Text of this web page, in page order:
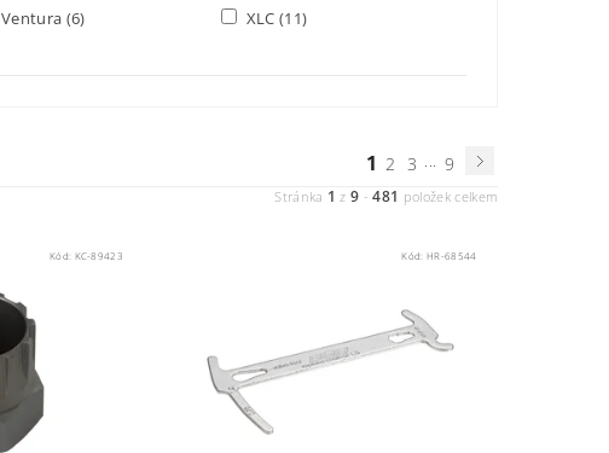
Ventura (6) XLC(11)
1 2 3 9
Stránka 1 z9 -481 položek celkem
Kód: KC-89423 Kód:HR-68544